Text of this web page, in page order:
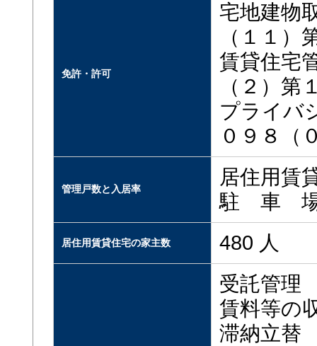
免許・許可
宅地建物
（１１）
賃貸住宅
（２）第
プライバ
０９８（
管理戸数と入居率
居住用賃
駐 車 場
居住用賃貸住宅の家主数 480 人
受託管理
賃料等の
滞納立替